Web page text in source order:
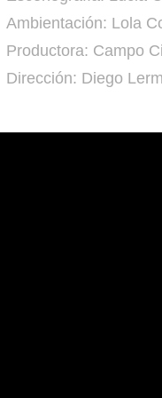
Ambientación: Lola
Productora: Campo
Dirección: Diego